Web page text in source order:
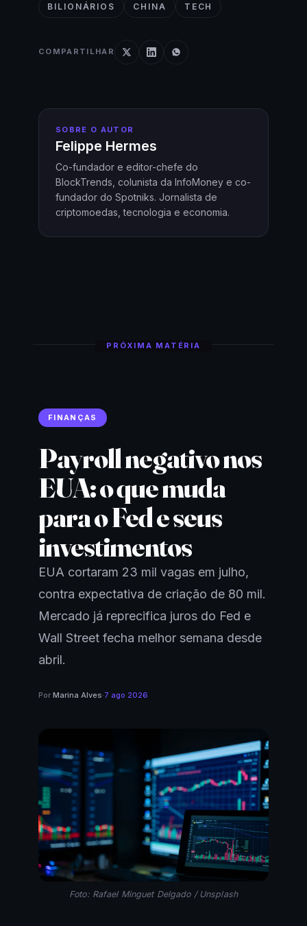
BILIONÁRIOS CHINA TECH
COMPARTILHAR
SOBRE O AUTOR
Felippe Hermes
Co-fundador e editor-chefe do
BlockTrends, colunista da InfoMoney e co-
fundador do Spotniks. Jornalista de
criptomoedas, tecnologia e economia.
PRÓXIMA MATÉRIA
FINANÇAS
Payroll negativo nos
EUA: o que muda
para o Fed e seus
investimentos
EUA cortaram 23 mil vagas em julho,
contra expectativa de criação de 80 mil.
Mercado já reprecifica juros do Fed e
Wall Street fecha melhor semana desde
abril.
Por Marina Alves·7 ago 2026
Foto: Rafael Minguet Delgado / Unsplash